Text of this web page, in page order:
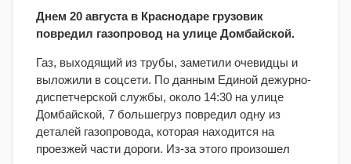
Днем 20 августа в Краснодаре грузовик
повредил газопровод на улице Домбайской.
Газ, выходящий из трубы, заметили очевидцы и
выложили в соцсети. По данным Единой дежурно-
диспетчерской службы, около 14:30 на улице
Домбайской, 7 большегруз повредил одну из
деталей газопровода, которая находится на
проезжей части дороги. Из-за этого произошел